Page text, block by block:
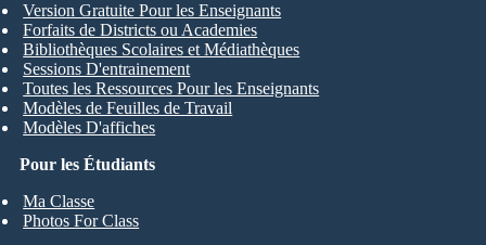
Pour les Étudiants
Ma Classe
Photos For Class
Version Gratuite Pour les Enseignants
Forfaits de Districts ou Academies
Bibliothèques Scolaires et Médiathèques
Sessions D'entrainement
Toutes les Ressources Pour les Enseignants
Modèles de Feuilles de Travail
Modèles D'affiches